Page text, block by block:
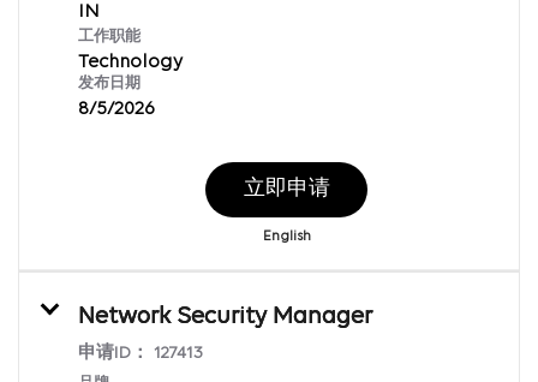
工作职能
Technology
发布日期
8/5/2026
立即申请
English
Network Security Manager
申请ID： 127413